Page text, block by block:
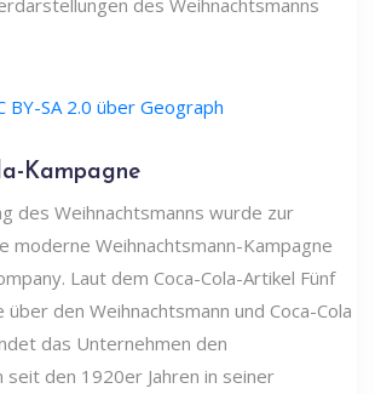
BY-SA 2.0 über Geograph
Kampagne
des Weihnachtsmanns wurde zur
moderne Weihnachtsmann-Kampagne
Laut dem Coca-Cola-Artikel Fünf
über den Weihnachtsmann und Coca-Cola
das Unternehmen den
seit den 1920er Jahren in seiner